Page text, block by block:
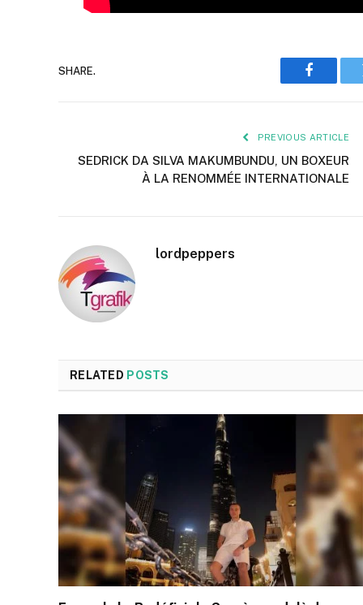
SHARE.
PREVIOUS ARTICLE
SEDRICK DA SILVA MAKUMBUNDU, UN BOXEUR
À LA RENOMMÉE INTERNATIONALE
lordpeppers
RELATED POSTS